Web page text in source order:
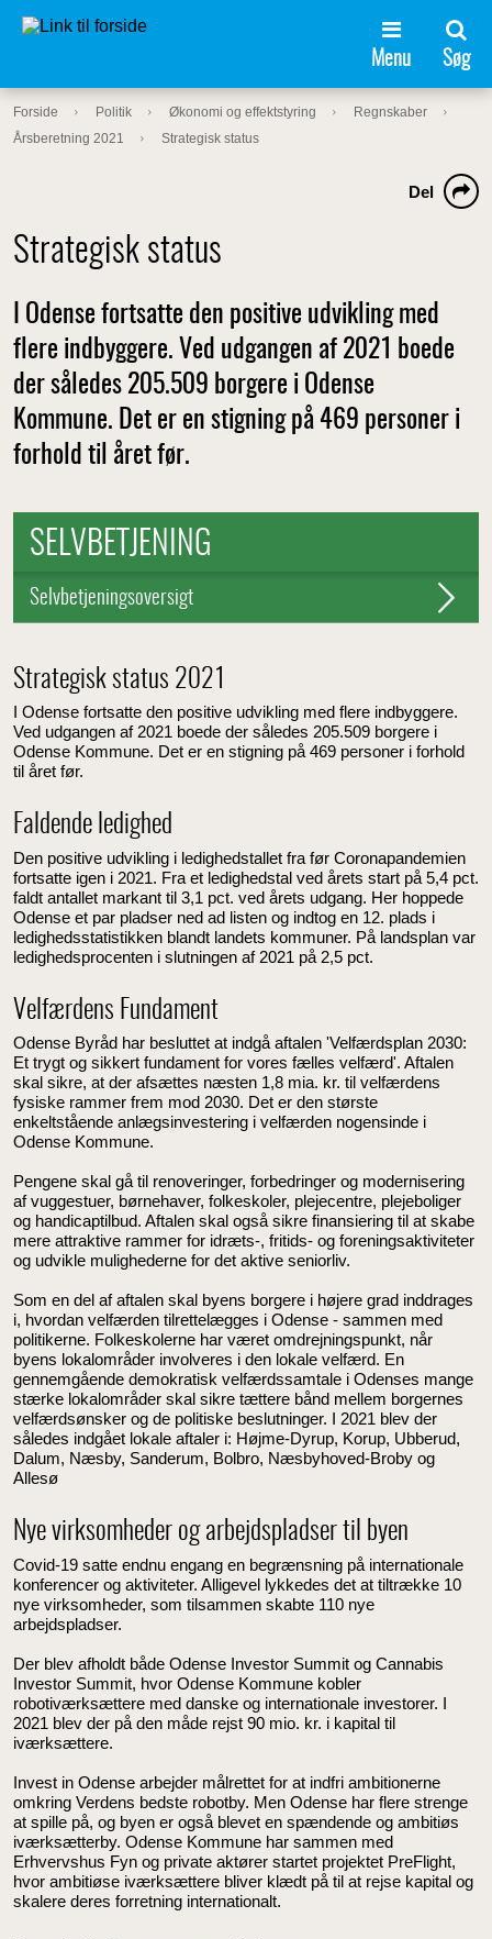
Menu Søg
Forside Politik Økonomi og effektstyring
Regnskaber
Årsberetning 2021
Strategisk status
Strategisk status
Del
I Odense fortsatte den positive udvikling med
flere indbyggere. Ved udgangen af 2021 boede
der således 205.509 borgere i Odense
Kommune. Det er en stigning på 469 personer i
forhold til året før.
SELVBETJENING
Selvbetjeningsoversigt
Strategisk status 2021
I Odense fortsatte den positive udvikling med flere indbyggere.
Ved udgangen af 2021 boede der således 205.509 borgere i
Odense Kommune. Det er en stigning på 469 personer i forhold
til året før.
Faldende ledighed
Den positive udvikling i ledighedstallet fra før Coronapandemien
fortsatte igen i 2021. Fra et ledighedstal ved årets start på 5,4 pct.
faldt antallet markant til 3,1 pct. ved årets udgang. Her hoppede
Odense et par pladser ned ad listen og indtog en 12. plads i
ledighedsstatistikken blandt landets kommuner. På landsplan var
ledighedsprocenten i slutningen af 2021 på 2,5 pct.
Velfærdens Fundament
Odense Byråd har besluttet at indgå aftalen 'Velfærdsplan 2030:
Et trygt og sikkert fundament for vores fælles velfærd'. Aftalen
skal sikre, at der afsættes næsten 1,8 mia. kr. til velfærdens
fysiske rammer frem mod 2030. Det er den største
enkeltstående anlægsinvestering i velfærden nogensinde i
Odense Kommune.
Pengene skal gå til renoveringer, forbedringer og modernisering
af vuggestuer, børnehaver, folkeskoler, plejecentre, plejeboliger
og handicaptilbud. Aftalen skal også sikre finansiering til at skabe
mere attraktive rammer for idræts-, fritids- og foreningsaktiviteter
og udvikle mulighederne for det aktive seniorliv.
Som en del af aftalen skal byens borgere i højere grad inddrages
i, hvordan velfærden tilrettelægges i Odense - sammen med
politikerne. Folkeskolerne har været omdrejningspunkt, når
byens lokalområder involveres i den lokale velfærd. En
gennemgående demokratisk velfærdssamtale i Odenses mange
stærke lokalområder skal sikre tættere bånd mellem borgernes
velfærdsønsker og de politiske beslutninger. I 2021 blev der
således indgået lokale aftaler i: Højme-Dyrup, Korup, Ubberud,
Dalum, Næsby, Sanderum, Bolbro, Næsbyhoved-Broby og
Allesø
Nye virksomheder og arbejdspladser til byen
Covid-19 satte endnu engang en begrænsning på internationale
konferencer og aktiviteter. Alligevel lykkedes det at tiltrække 10
nye virksomheder, som tilsammen skabte 110 nye
arbejdspladser.
Der blev afholdt både Odense Investor Summit og Cannabis
Investor Summit, hvor Odense Kommune kobler
robotiværksættere med danske og internationale investorer. I
2021 blev der på den måde rejst 90 mio. kr. i kapital til
iværksættere.
Invest in Odense arbejder målrettet for at indfri ambitionerne
omkring Verdens bedste robotby. Men Odense har flere strenge
at spille på, og byen er også blevet en spændende og ambitiøs
iværksætterby. Odense Kommune har sammen med
Erhvervshus Fyn og private aktører startet projektet PreFlight,
hvor ambitiøse iværksættere bliver klædt på til at rejse kapital og
skalere deres forretning internationalt.